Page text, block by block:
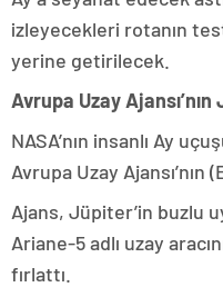
izleyecekleri rotanın
yerine getirilecek.
Avrupa Uzay
NASA’nın insanlı Ay
Avrupa Uzay Ajansı’nın
Ajans, Jüpiter’in buzlu
Ariane-5 adlı uzay
fırlattı.